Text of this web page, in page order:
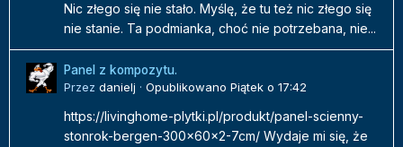
Nic złego się nie stało. Myślę, że tu też nic złego się
nie stanie. Ta podmianka, choć nie potrzebana, nie...
Panel z kompozytu.
Przez danielj · Opublikowano Piątek o 17:42
https://livinghome-plytki.pl/produkt/panel-scienny-
stonrok-bergen-300x60x2-7cm/ Wydaje mi się, że